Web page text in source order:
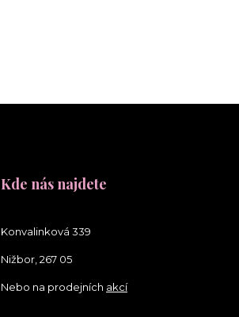
Kde nás najdete
Konvalinková 339
Nižbor, 267 05
Nebo na prodejních akcí